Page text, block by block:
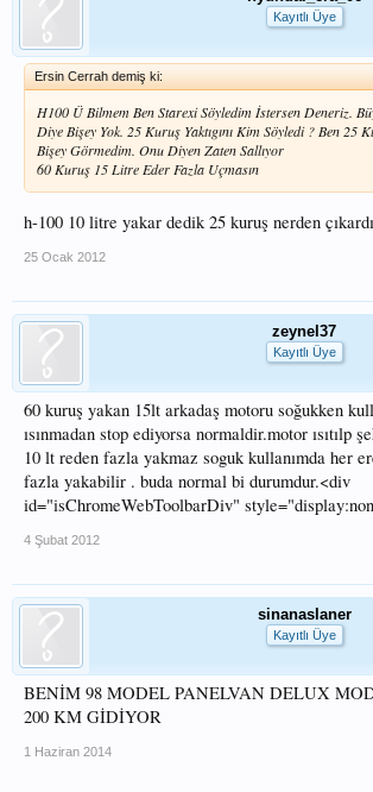
Kayıtlı Üye
Ersin Cerrah demiş ki:
H100 Ü Bilmem Ben Starexi Söyledim İstersen Deneriz.
Diye Bişey Yok. 25 Kuruş Yaktıgını Kim Söyledi ? Ben 25
Bişey Görmedim. Onu Diyen Zaten Sallıyor
60 Kuruş 15 Litre Eder Fazla Uçmasın
h-100 10 litre yakar dedik 25 kuruş nerden
25 Ocak 2012
zeynel37
Kayıtlı Üye
60 kuruş yakan 15lt arkadaş motoru soğukken
ısınmadan stop ediyorsa normaldir.motor ısıtılp
10 lt reden fazla yakmaz soguk kullanımda her
fazla yakabilir . buda normal bi durumdur.<div
id="isChromeWebToolbarDiv"
4 Şubat 2012
sinanaslaner
Kayıtlı Üye
BENİM 98 MODEL PANELVAN DELUX
200 KM GİDİYOR
1 Haziran 2014